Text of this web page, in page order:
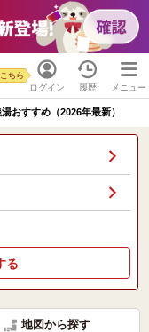
ログイン
ちら
履歴 メニュー
おすすめ（2026年最新）
る
地図から探す